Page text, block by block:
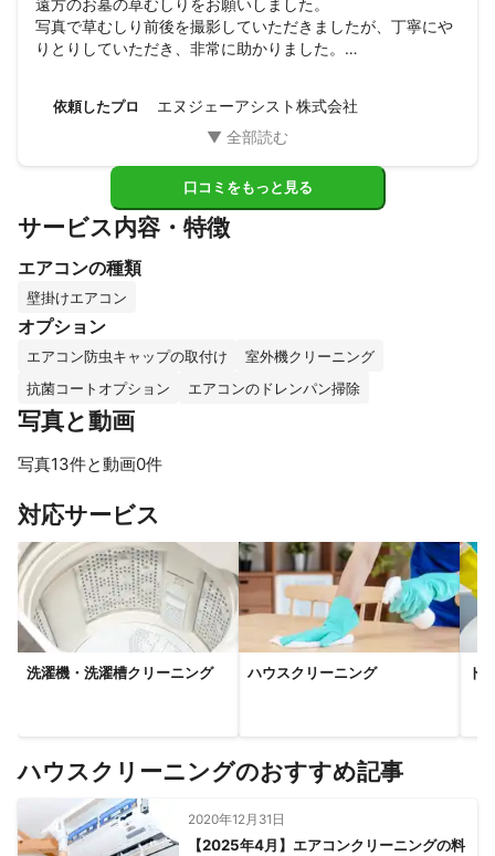
遠方のお墓の草むしりをお願いしました。
写真で草むしり前後を撮影していただきましたが、丁寧にや
りとりしていただき、非常に助かりました。
ありがとうございました！
依頼したプロ エヌジェーアシスト株式会社
口コミをもっと見る
サービス内容・特徴
エアコンの種類
壁掛けエアコン
オプション
エアコン防虫キャップの取付け
室外機クリーニング
抗菌コートオプション
エアコンのドレンパン掃除
写真と動画
写真13件と動画0件
対応サービス
洗濯機・洗濯槽クリーニング ハウスクリーニング ト
ハウスクリーニングのおすすめ記事
2020年12月31日
【2025年4月】エアコンクリーニングの料